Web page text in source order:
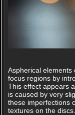
Aspherical elements
focus regions by
This effect appears
is caused by very
these imperfections
textures on the discs.